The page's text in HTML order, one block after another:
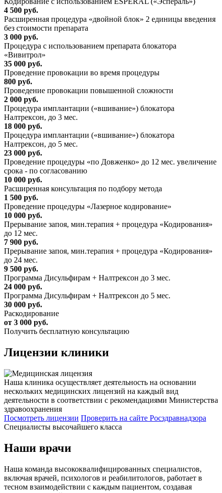
4 500 руб.
Расширенная процедура «двойной блок» 2 единицы введения
без стоимости препарата
3 000 руб.
Процедура с использованием препарата блокатора
«Вивитрол»
35 000 руб.
Проведение провокации во время процедуры
800 руб.
Проведение провокации повышенной сложности
2 000 руб.
Процедура имплантации («вшивание») блокатора
Налтрексон, до 3 мес.
18 000 руб.
Процедура имплантации («вшивание») блокатора
Налтрексон, до 5 мес.
23 000 руб.
Проведение процедуры «по Довженко» до 12 мес. увеличение
срока - по согласованию
10 000 руб.
Расширенная консультация по подбору метода
1 500 руб.
Проведение процедуры «Лазерное кодирование»
10 000 руб.
Прерывание запоя, мин.терапия + процедура «Кодирования»
до 12 мес.
7 900 руб.
Прерывание запоя, мин.терапия + процедура «Кодирования»
до 24 мес.
9 500 руб.
Программа Дисульфирам + Налтрексон до 3 мес.
24 000 руб.
Программа Дисульфирам + Налтрексон до 5 мес.
30 000 руб.
Раскодирование
от 3 000 руб.
Получить бесплатную консультацию
Лицензии клиники
Наша клиника осуществляет деятельность на основании
нескольких медицинских лицензий на каждый вид
деятельности в соответствии с рекомендациями Министерства
здравоохранения
Посмотреть лицензии Проверить на сайте Росздравнадзора
Специалисты высочайшего класса
Наши врачи
Наша команда высококвалифицированных специалистов,
включая врачей, психологов и реабилитологов, работает в
тесном взаимодействии с каждым пациентом, создавая